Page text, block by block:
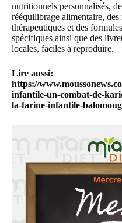
nutritionnels personnalisés,
rééquilibrage alimentaire, des
thérapeutiques et des
spécifiques ainsi que des
locales, faciles à reproduire.
Lire aussi:
https://
infantile-un-combat-de-
la-farine-infantile-